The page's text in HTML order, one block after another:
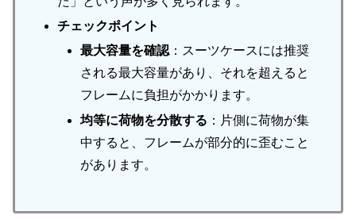
チェックポイント
最大容量を確認：スーツケースには推奨
される最大容量があり、それを超えると
フレームに負担がかかります。
均等に荷物を分散する ：片側に荷物が集
中すると、フレームが部分的に歪むこと
があります。